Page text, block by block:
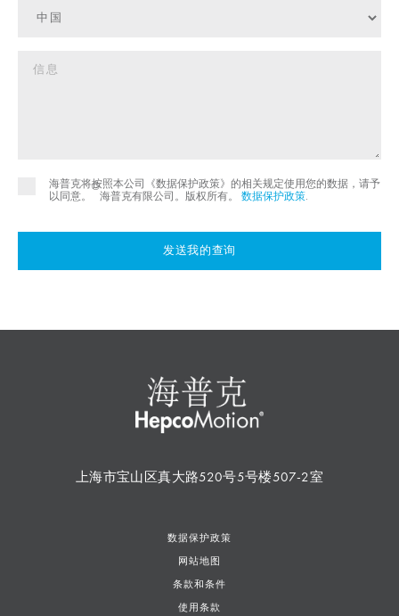
海普克将按照本公司《数据保护政策》的相关规定使用您的数据，请予
以同意。
©
海普克有限公司。版权所有。 数据保护政策
发送我的查询
上海市宝山区真大路520号5号楼507-2室
数据保护政策
网站地图
条款和条件
使用条款